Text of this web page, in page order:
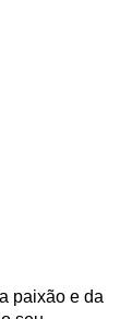
paixão e da